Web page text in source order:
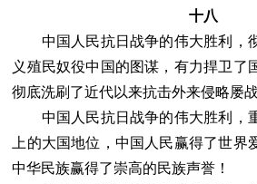
十八
中国人民抗日战争的伟大胜利，
义殖民奴役中国的图谋，有力捍卫了
彻底洗刷了近代以来抗击外来侵略屡
中国人民抗日战争的伟大胜利，
上的大国地位，中国人民赢得了世界
中华民族赢得了崇高的民族声誉！